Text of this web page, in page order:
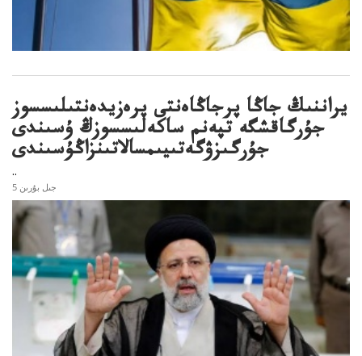
يراننىڭ جاڭا پرجاڭاەنتى پرەزيدەنتىلىسسوز
جۇرگاقشگە تپەنم ساكەلىسسوزڭ ۇسىندى
جۇرگىزۋگەتىيىمسالاتىنزاڭۇسىندى
..
5 جىل بۇرىن